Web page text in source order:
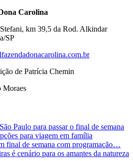
Carolina
km 39,5 da Rod. Alkindar
SP
de Patrícia Chemin
Moraes
Paulo para passar o final de semana
para viagem em família
final de semana com programação…
é cenário para os amantes da natureza